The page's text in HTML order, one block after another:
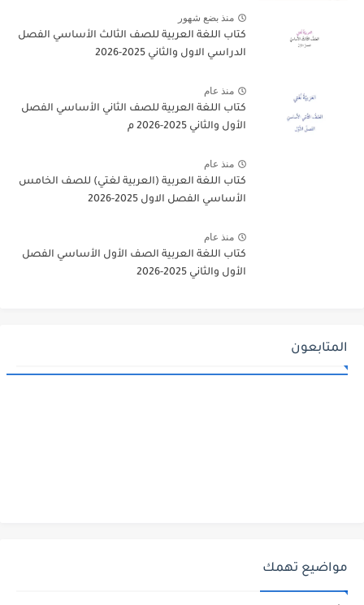
منذ بضع شهور
كتاب اللغة العربية للصف الثالث الأساسي الفصل
الدراسي الاول والثاني 2025-2026
منذ عام
كتاب اللغة العربية للصف الثاني الأساسي الفصل
الأول والثاني 2025-2026 م
منذ عام
كتاب اللغة العربية (العربية لغتي) للصف الخامس
الأساسي الفصل الاول 2025-2026
منذ عام
كتاب اللغة العربية الصف الأول الأساسي الفصل
الأول والثاني 2025-2026
المتابعون
مواضيع تهمك